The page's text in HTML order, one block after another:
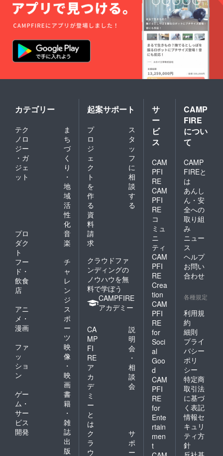
カテゴリー
テク
ノロ
ジー
・ガ
ジェ
ット
ま
ち
づ
く
り
・
地
域
活
性
化
プロ
ダク
ト
音
楽
フー
ド・
飲食
店
チ
ャ
レ
ン
ジ
アニ
メ・
漫画
ス
ポ
ー
ツ
ファ
ッ
ショ
ン
映
像
・
映
画
ゲー
ム・
サー
ビス
開発
書
籍
・
雑
誌
出
版
起案サポート
プ
ロ
ジ
ェ
ク
ト
を
作
る
ス
タ
ッ
フ
に
相
談
す
る
資
料
請
求
クラウドファ
ンディングの
ノウハウを無
料で学ぼう
CAMPFIRE
アカデミー
CA
MP
FI
RE
ア
カ
デ
ミ
ー
と
は
説
明
会
・
相
談
会
ク
ラ
ウ
サ
ポ
ー
サ
ー
ビ
ス
CAM
PFI
RE
CAM
PFI
RE
コ
ミュ
ニ
ティ
CAM
PFI
RE
Crea
tion
CAM
PFI
RE
for
Soci
al
Goo
d
CAM
PFI
RE
for
Ente
rtain
men
t
CAMP
FIRE
につい
て
CAMP
FIREと
は
あんし
ん・安
全への
取り組
み
ニュー
ス
ヘルプ
お問い
合わせ
各種規定
利用規
約
細則
プライ
バシー
ポリ
シー
特定商
取引法
に基づ
く表記
情報セ
キュリ
ティ方
針